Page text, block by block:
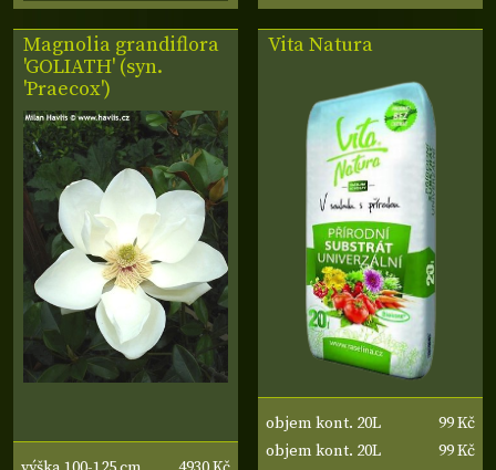
Magnolia grandiflora
'GOLIATH' (syn.
'Praecox')
Vita Natura
objem kont. 20L
99 Kč
objem kont. 20L
99 Kč